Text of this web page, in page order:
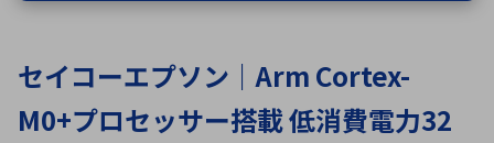
5G・Local 5G
監視・セキュリティ
情報通信 宇宙・防衛
計測・測定・表示機器 検査・分析機器
な行
は行 ま行
や行
ら行
わ行
セイコーエプソン｜Arm Cortex-
M0+プロセッサー搭載 低消費電力32